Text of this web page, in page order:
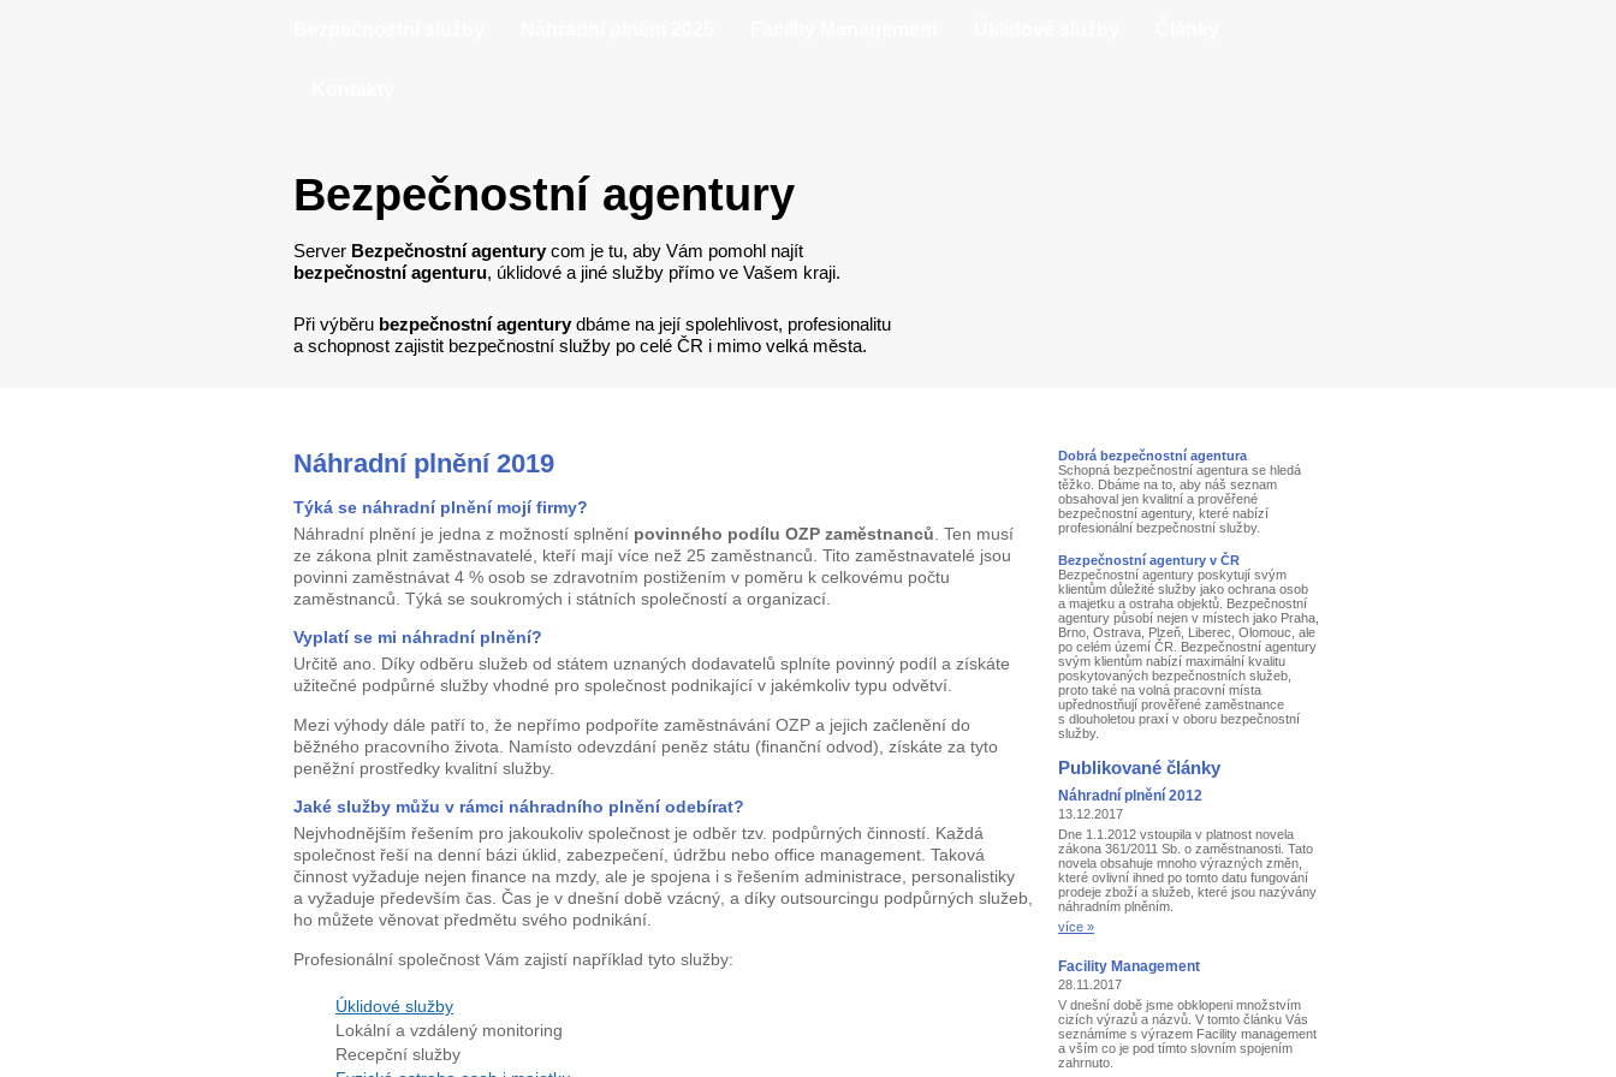
Bezpečnostní agentury
Server Bezpečnostní agenturycom je tu, aby Vám pomohl najít
bezpečnostní agenturu, úklidové a jiné služby přímo ve Vašem kraji.
Při výběru bezpečnostní agenturydbáme na její spolehlivost, profesionalitu
a schopnost zajistit bezpečnostní služby po celé ČR i mimo velká města.
Náhradní plnění 2019
Týká se náhradní plnění mojí firmy?
Náhradní plnění je jedna z možností splnění povinného podílu OZP zaměstnanců . Ten musí
ze zákona plnit zaměstnavatelé, kteří mají více než 25 zaměstnanců. Tito zaměstnavatelé jsou
povinni zaměstnávat 4 % osob se zdravotním postižením v poměru k celkovému počtu
zaměstnanců. Týká se soukromých i státních společností a organizací.
Vyplatí se mi náhradní plnění?
Určitě ano. Díky odběru služeb od státem uznaných dodavatelů splníte povinný podíl a získáte
užitečné podpůrné služby vhodné pro společnost podnikající v jakémkoliv typu odvětví.
Mezi výhody dále patří to, že nepřímo podpoříte zaměstnávání OZP a jejich začlenění do
běžného pracovního života. Namísto odevzdání peněz státu (finanční odvod), získáte za tyto
peněžní prostředky kvalitní služby.
Jaké služby můžu v rámci náhradního plnění odebírat?
Nejvhodnějším řešením pro jakoukoliv společnost je odběr tzv. podpůrných činností. Každá
společnost řeší na denní bázi úklid, zabezpečení, údržbu nebo office management. Taková
činnost vyžaduje nejen finance na mzdy, ale je spojena i s řešením administrace, personalistiky
a vyžaduje především čas. Čas je v dnešní době vzácný, a díky outsourcingu podpůrných služeb,
ho můžete věnovat předmětu svého podnikání.
Profesionální společnost Vám zajistí například tyto služby:
Úklidové služby
Lokální a vzdálený monitoring
Recepční služby
Dobrá bezpečnostní agentura
Schopná bezpečnostní agentura se hledá
těžko. Dbáme na to, aby náš seznam
obsahoval jen kvalitní a prověřené
bezpečnostní agentury, které nabízí
profesionální bezpečnostní služby.
Bezpečnostní agentury v ČR
Bezpečnostní agentury poskytují svým
klientům důležité služby jako ochrana osob
a majetku a ostraha objektů. Bezpečnostní
agentury působí nejen v místech jako Praha,
Brno, Ostrava, Plzeň, Liberec, Olomouc, ale
po celém území ČR. Bezpečnostní agentury
svým klientům nabízí maximální kvalitu
poskytovaných bezpečnostních služeb,
proto také na volná pracovní místa
upřednostňují prověřené zaměstnance
s dlouholetou praxí v oboru bezpečnostní
služby.
Publikované články
Náhradní plnění 2012
13.12.2017
Dne 1.1.2012 vstoupila v platnost novela
zákona 361/2011 Sb. o zaměstnanosti. Tato
novela obsahuje mnoho výrazných změn,
které ovlivní ihned po tomto datu fungování
prodeje zboží a služeb, které jsou nazývány
náhradním plněním.
více »
Facility Management
28.11.2017
V dnešní době jsme obklopeni množstvím
cizích výrazů a názvů. V tomto článku Vás
seznámíme s výrazem Facility management
a vším co je pod tímto slovním spojením
zahrnuto.